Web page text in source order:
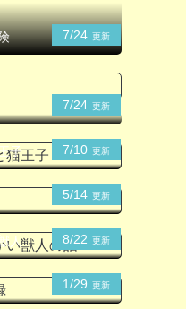
7/24 更新
7/24 更新
子 7/10 更新
5/14 更新
人の
8/22 更新
1/29 更新